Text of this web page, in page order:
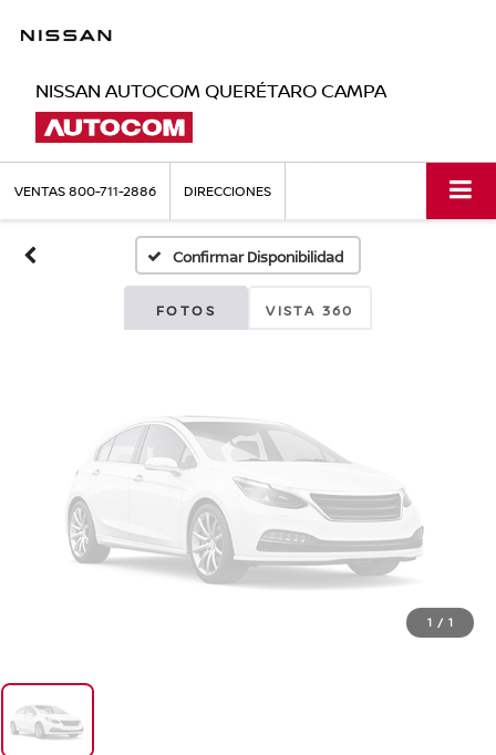
NISSAN AUTOCOM QUERÉTARO CAMPA
VENTAS800-711-2886 DIRECCIONES
Confirmar Disponibilidad
FOTOS VISTA 360
Disponibles
Por favor, revise luego
1 / 1